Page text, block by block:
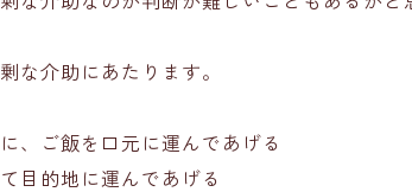
な介助にあたります。
、ご飯を口元に運んであげる
目的地に運んであげる